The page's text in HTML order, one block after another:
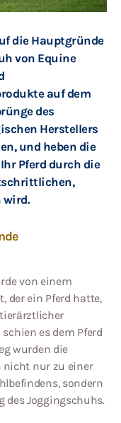
die Hauptgründe
von Equine
auf dem
des
Herstellers
und heben die
Pferd durch die
wird.
von einem
der ein Pferd hatte,
es dem Pferd
wurden die
nicht nur zu einer
sondern
des Joggingschuhs.